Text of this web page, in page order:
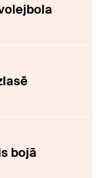
bojā